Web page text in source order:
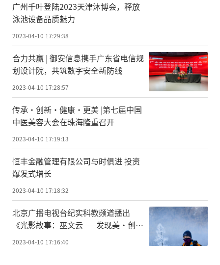
广州千叶登陆2023天津沐博会，释放
泳池设备品质魅力
2023-04-10 17:29:38
合力共赢 | 御安信息携手广东省电信规
划设计院，共筑数字安全新防线
2023-04-10 17:28:57
传承·创新·健康·更美 |第七届中国
中医美容大会在珠海隆重召开
2023-04-10 17:19:13
恒丰金融管理有限公司与时俱进 投资
爆发式增长
2023-04-10 17:18:32
北京广播电视台纪实科教频道播出
《光影故事：巫文云——发现美·创造
2023-04-10 17:16:40